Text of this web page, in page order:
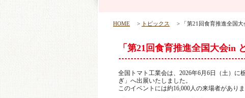
HOME > トピックス > 「第21回食育推進全国大
「第21回食育推進全国大会in
全国トマト工業会は、2026年6月6日（土）に
ぎ」へ出展いたしました。
このイベントには約16,000人の来場者がありま